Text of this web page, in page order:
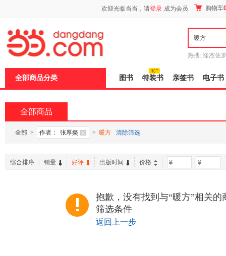
欢迎光临当当，请登录 成为会员 购物车
热搜: 怪杰佐
全部商品分类 图书 特装书 亲签书 电子书
全部商品
全部 > 作者： 张厚粲 > 暖方 清除筛选
综合排序 销量 好评 出版时间 价格 -
抱歉，没有找到与“暖方”相关
筛选条件
返回上一步
页
加